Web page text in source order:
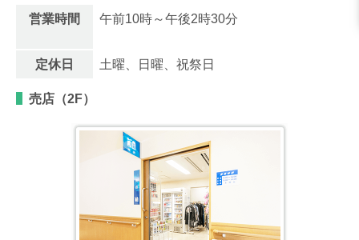
営業時間 午前10時～午後2時30分
定休日 土曜、日曜、祝祭日
売店（2F）